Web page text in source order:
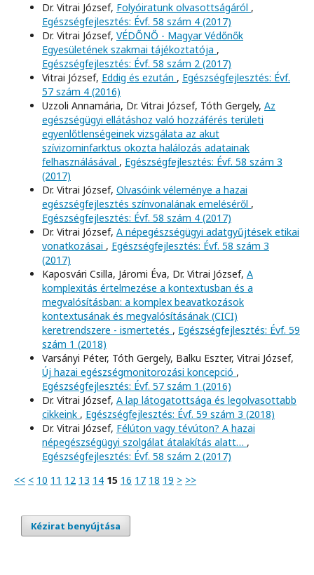
Dr. Vitrai József, Folyóiratunk olvasottságáról ,
Egészségfejlesztés: Évf. 58 szám 4 (2017)
Dr. Vitrai József, VÉDŐNŐ - Magyar Védőnők
Egyesületének szakmai tájékoztatója ,
Egészségfejlesztés: Évf. 58 szám 2 (2017)
Vitrai József, Eddig és ezután , Egészségfejlesztés: Évf.
57 szám 4 (2016)
Uzzoli Annamária, Dr. Vitrai József, Tóth Gergely, Az
egészségügyi ellátáshoz való hozzáférés területi
egyenlőtlenségeinek vizsgálata az akut
szívizominfarktus okozta halálozás adatainak
felhasználásával , Egészségfejlesztés: Évf. 58 szám 3
(2017)
Dr. Vitrai József, Olvasóink véleménye a hazai
egészségfejlesztés színvonalának emeléséről ,
Egészségfejlesztés: Évf. 58 szám 4 (2017)
Dr. Vitrai József, A népegészségügyi adatgyűjtések etikai
vonatkozásai , Egészségfejlesztés: Évf. 58 szám 3
(2017)
Kaposvári Csilla, Járomi Éva, Dr. Vitrai József, A
komplexitás értelmezése a kontextusban és a
megvalósításban: a komplex beavatkozások
kontextusának és megvalósításának (CICI)
keretrendszere - ismertetés , Egészségfejlesztés: Évf. 59
szám 1 (2018)
Varsányi Péter, Tóth Gergely, Balku Eszter, Vitrai József,
Új hazai egészségmonitorozási koncepció ,
Egészségfejlesztés: Évf. 57 szám 1 (2016)
Dr. Vitrai József, A lap látogatottsága és legolvasottabb
cikkeink , Egészségfejlesztés: Évf. 59 szám 3 (2018)
Dr. Vitrai József, Félúton vagy tévúton? A hazai
népegészségügyi szolgálat átalakítás alatt… ,
Egészségfejlesztés: Évf. 58 szám 2 (2017)
<< < 10 11 12 13 14 15 16 17 18 19 > >>
Kézirat benyújtása